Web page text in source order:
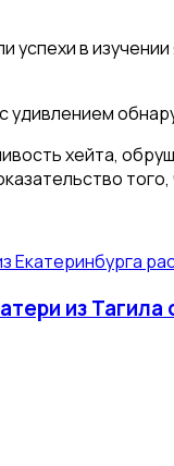
успехи в
удивлением
хейта,
Екатеринбурга
из